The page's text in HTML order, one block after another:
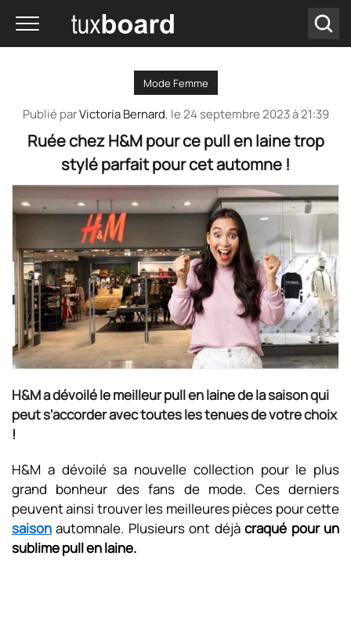
Mode Femme
Publié parVictoria Bernard, le24 septembre 2023 à 21:39
Ruée chez H&M pour ce pull en laine trop
stylé parfait pour cet automne !
H&M a dévoilé le meilleur pull en laine de la saison qui
peut s'accorder avec toutes les tenues de votre choix
!
H&M a dévoilé sa nouvelle collection pour le plus
grand bonheur des fans de mode. Ces derniers
peuvent ainsi trouver les meilleures pièces pour cette
saison automnale. Plusieurs ont déjàcraqué pour un
sublime pull en laine.